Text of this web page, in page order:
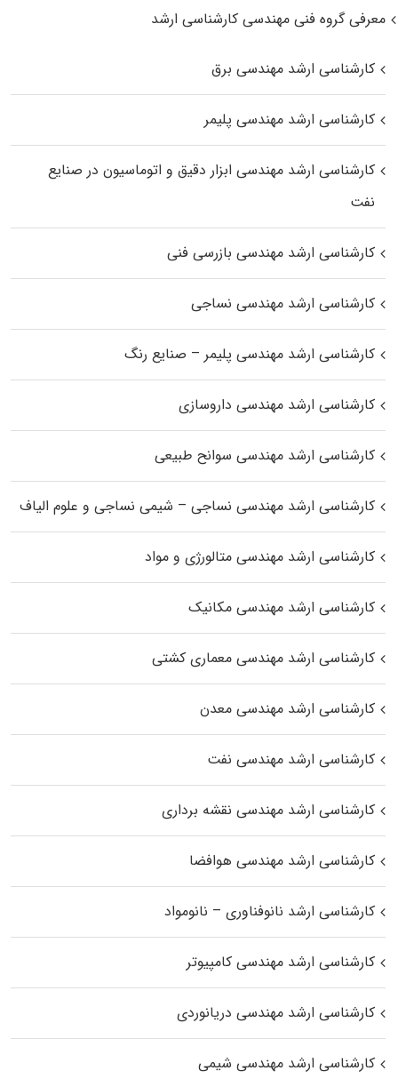
معرفی گروه فنی مهندسی کارشناسی ارشد
کارشناسی ارشد مهندسی برق
کارشناسی ارشد مهندسی پلیمر
کارشناسی ارشد مهندسی ابزار دقیق و اتوماسیون در صنایع
نفت
کارشناسی ارشد مهندسی بازرسی فنی
کارشناسی ارشد مهندسی نساجی
کارشناسی ارشد مهندسی پلیمر – صنایع رنگ
کارشناسی ارشد مهندسی داروسازی
کارشناسی ارشد مهندسی سوانح طبیعی
کارشناسی ارشد مهندسی نساجی – شیمی نساجی و علوم الیاف
کارشناسی ارشد مهندسی متالورژی و مواد
کارشناسی ارشد مهندسی مکانیک
کارشناسی ارشد مهندسی معماری کشتی
کارشناسی ارشد مهندسی معدن
کارشناسی ارشد مهندسی نفت
کارشناسی ارشد مهندسی نقشه برداری
کارشناسی ارشد مهندسی هوافضا
کارشناسی ارشد نانوفناوری – نانومواد
کارشناسی ارشد مهندسی کامپیوتر
کارشناسی ارشد مهندسی دریانوردی
کارشناسی ارشد مهندسی شیمی